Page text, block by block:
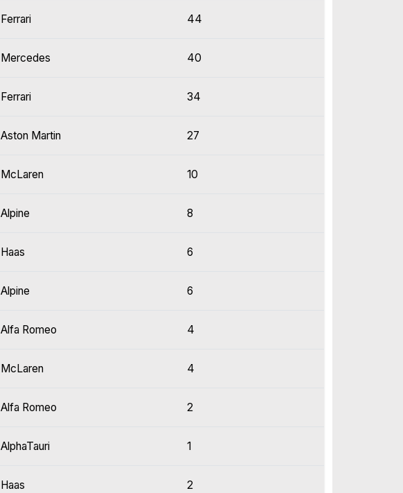
Ferrari 44
Mercedes 40
Ferrari 34
Aston Martin 27
McLaren 10
Alpine 8
Haas 6
Alpine 6
Alfa Romeo 4
McLaren 4
Alfa Romeo 2
AlphaTauri 1
Haas 2